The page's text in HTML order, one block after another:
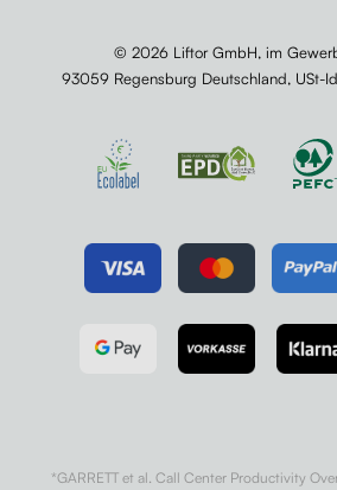
© 2026 Liftor GmbH, im
93059 Regensburg Deutschland, USt-
*GARRETT et al. Call Center Productivity